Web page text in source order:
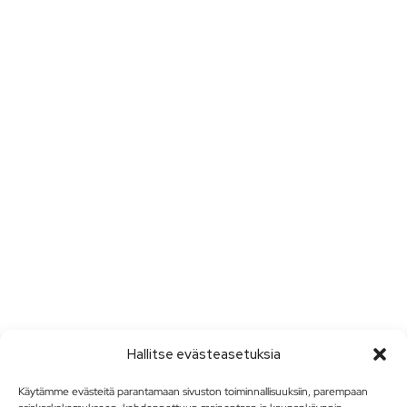
Hallitse evästeasetuksia
Käytämme evästeitä parantamaan sivuston toiminnallisuuksiin, parempaan